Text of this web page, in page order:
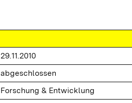
29.11.2010
abgeschlossen
Forschung & Entwicklung